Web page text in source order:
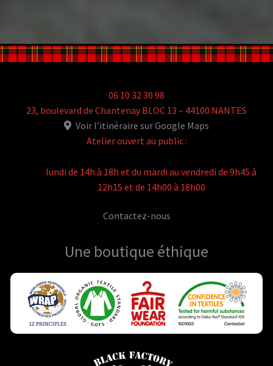
06 10 32 30 98
23, boulevard de Chantenay BLOC 13 – 44100 NANTES
Voir l’itinéraire sur Google Maps
Atelier ouvert au public :
lundi de 14h à 18h et du mardi au vendredi de 9h45 à
12h15 et de 14h00 à 18h00
Contactez-nous
Une boutique éthique